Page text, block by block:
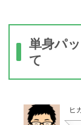
単身パ
て
ヒ